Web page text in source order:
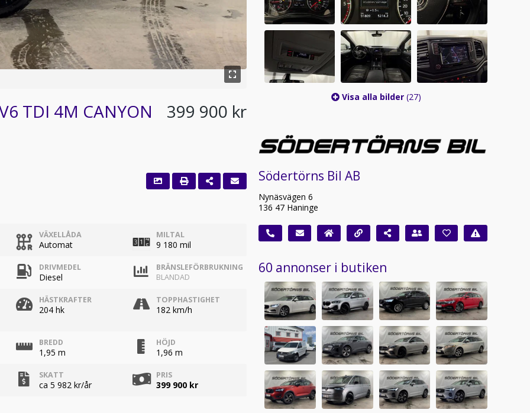
TDI 4M CANYON
399 900 kr
VÄXELLÅDA
Automat
MILTAL
9 180 mil
DRIVMEDEL
Diesel
BRÄNSLEFÖRBRUKNING
BLANDAD
HÄSTKRAFTER
204 hk
TOPPHASTIGHET
182 km/h
BREDD
1,95 m
HÖJD
1,96 m
SKATT
ca 5 982 kr/år
PRIS
399 900 kr
Visa alla bilder (27)
Södertörns Bil AB
Nynäsvägen 6
136 47 Haninge
60 annonser i butiken